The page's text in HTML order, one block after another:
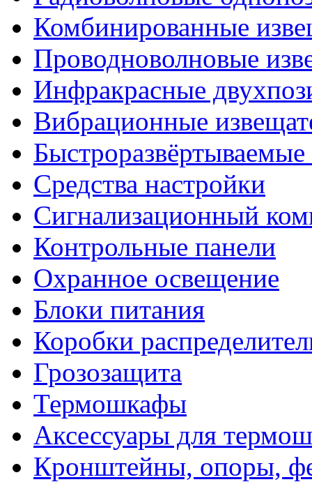
Комбинированные
Проводноволновые
Инфракрасные
Вибрационные
Средства настройки
Сигнализационный
Контрольные панели
Охранное освещение
Блоки питания
Коробки
Грозозащита
Термошкафы
Аксессуары для
Кронштейны, опоры,